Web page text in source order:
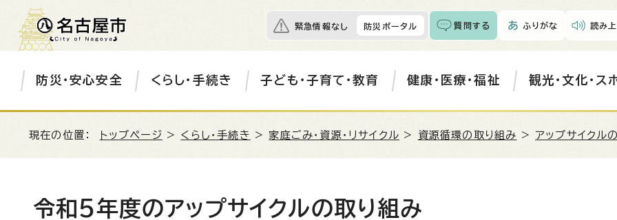
緊急情報なし 防災ポータル 質問する ふりがな 読み
防災・安心安全 くらし・手続き 子ども・子育て・教育 健康・医療・福祉 観光・文化・ス
現在の位置： トップページ > くらし・手続き > 家庭ごみ・資源・リサイクル > 資源循環の取り組み > アップサイクル
令和5年度のアップサイクルの取り組み